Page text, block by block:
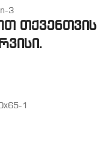
თქვენთვის